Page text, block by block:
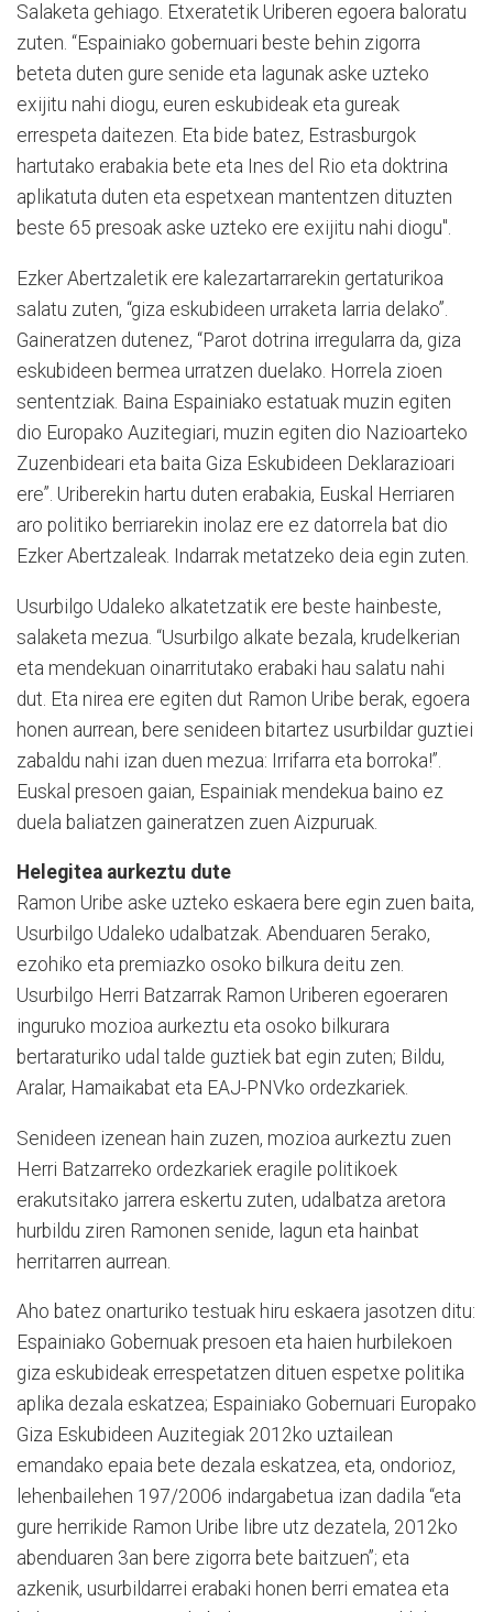
Salaketa gehiago. Etxeratetik Uriberen egoera baloratu
zuten. “Espainiako gobernuari beste behin zigorra
beteta duten gure senide eta lagunak aske uzteko
exijitu nahi diogu, euren eskubideak eta gureak
errespeta daitezen. Eta bide batez, Estrasburgok
hartutako erabakia bete eta Ines del Rio eta doktrina
aplikatuta duten eta espetxean mantentzen dituzten
beste 65 presoak aske uzteko ere exijitu nahi diogu".
Ezker Abertzaletik ere kalezartarrarekin gertaturikoa
salatu zuten, “giza eskubideen urraketa larria delako”.
Gaineratzen dutenez, “Parot dotrina irregularra da, giza
eskubideen bermea urratzen duelako. Horrela zioen
sententziak. Baina Espainiako estatuak muzin egiten
dio Europako Auzitegiari, muzin egiten dio Nazioarteko
Zuzenbideari eta baita Giza Eskubideen Deklarazioari
ere”. Uriberekin hartu duten erabakia, Euskal Herriaren
aro politiko berriarekin inolaz ere ez datorrela bat dio
Ezker Abertzaleak. Indarrak metatzeko deia egin zuten.
Usurbilgo Udaleko alkatetzatik ere beste hainbeste,
salaketa mezua. “Usurbilgo alkate bezala, krudelkerian
eta mendekuan oinarritutako erabaki hau salatu nahi
dut. Eta nirea ere egiten dut Ramon Uribe berak, egoera
honen aurrean, bere senideen bitartez usurbildar guztiei
zabaldu nahi izan duen mezua: Irrifarra eta borroka!”.
Euskal presoen gaian, Espainiak mendekua baino ez
duela baliatzen gaineratzen zuen Aizpuruak.
Helegitea aurkeztu dute
Ramon Uribe aske uzteko eskaera bere egin zuen baita,
Usurbilgo Udaleko udalbatzak. Abenduaren 5erako,
ezohiko eta premiazko osoko bilkura deitu zen.
Usurbilgo Herri Batzarrak Ramon Uriberen egoeraren
inguruko mozioa aurkeztu eta osoko bilkurara
bertaraturiko udal talde guztiek bat egin zuten; Bildu,
Aralar, Hamaikabat eta EAJ-PNVko ordezkariek.
Senideen izenean hain zuzen, mozioa aurkeztu zuen
Herri Batzarreko ordezkariek eragile politikoek
erakutsitako jarrera eskertu zuten, udalbatza aretora
hurbildu ziren Ramonen senide, lagun eta hainbat
herritarren aurrean.
Aho batez onarturiko testuak hiru eskaera jasotzen ditu:
Espainiako Gobernuak presoen eta haien hurbilekoen
giza eskubideak errespetatzen dituen espetxe politika
aplika dezala eskatzea; Espainiako Gobernuari Europako
Giza Eskubideen Auzitegiak 2012ko uztailean
emandako epaia bete dezala eskatzea, eta, ondorioz,
lehenbailehen 197/2006 indargabetua izan dadila “eta
gure herrikide Ramon Uribe libre utz dezatela, 2012ko
abenduaren 3an bere zigorra bete baitzuen”; eta
azkenik, usurbildarrei erabaki honen berri ematea eta